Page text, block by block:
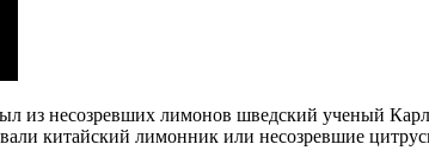
из несозревших лимонов шведский ученый
китайский лимонник или несозревшие